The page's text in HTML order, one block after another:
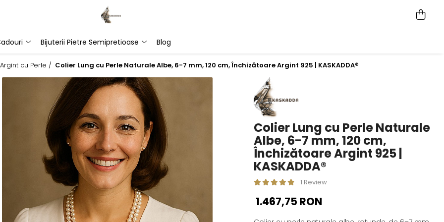
Bijuterii Pietre Semipretioase Blog
cu Perle / Colier Lung cu Perle Naturale Albe, 6-7 mm, 120 cm, Închizătoare Argint 925 | KASKADDA®
Colier Lung cu Perle Naturale
Albe, 6-7 mm, 120 cm,
Închizătoare Argint 925 |
KASKADDA®
1 Review
1.467,75 RON